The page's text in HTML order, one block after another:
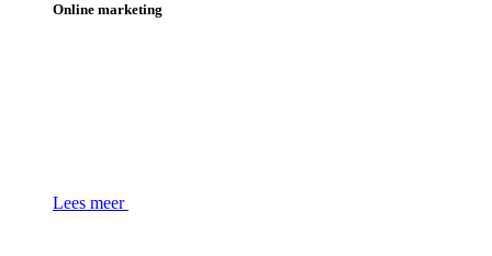
Online marketing
Lees meer